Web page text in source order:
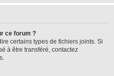
ce forum ?
certains types de fichiers joints. Si
à être transféré, contactez